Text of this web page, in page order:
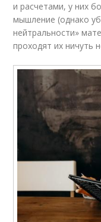
и расчетами, у них
мышление (однако
нейтральности»
проходят их ничуть